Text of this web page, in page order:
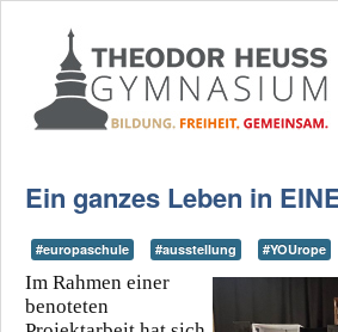
Ein ganzes Leben in
#europaschule #ausstellung #YOUrope
Im Rahmen einer
benoteten